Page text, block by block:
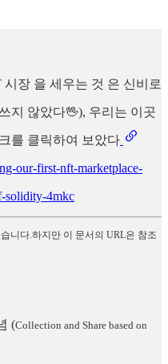
장 을 세우는 것 은 신비로
지 않았다🖖), 우리는 이곳
를 클릭하여 보았다
our-first-nft-marketplace-
solidity-4mkc
니다.하지만 이 문서의 URL은 참조
(Collection and Share based on